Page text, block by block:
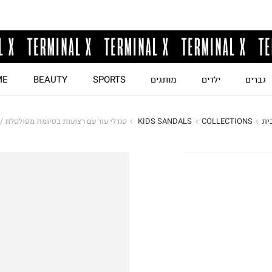
גברים ילדים מותגים SPORTS
BEAUTY
COLLECTIONS
KIDS SANDALS סנדלי עור עם רצועות בסיומת מסולסלת